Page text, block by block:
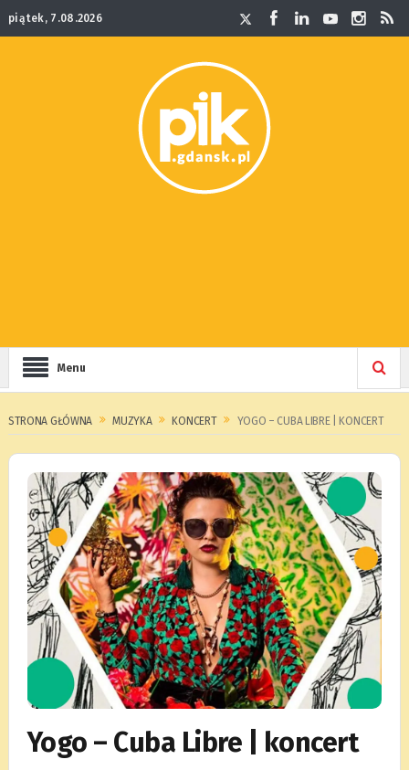
piątek, 7.08.2026
Menu
STRONA GŁÓWNA MUZYKA KONCERT YOGO – CUBA LIBRE | KONCERT
Yogo – Cuba Libre | koncert